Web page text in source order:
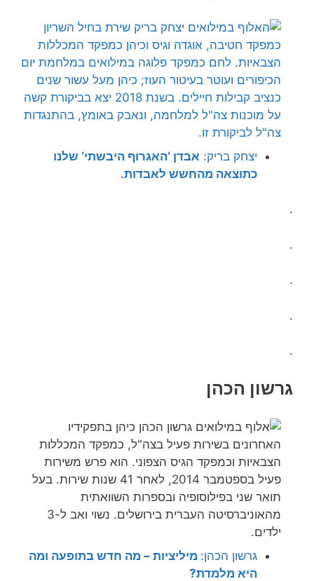
יצחק בריק: אבדן ‘האגרוף היבשתי’ שלנו
כתוצאה מהחשש לאבדות.
.
.
.
.
.
גרשון הכהן
גרשון הכהן: מיליציות – מה חדש בתופעה ומה
היא מלמדת?